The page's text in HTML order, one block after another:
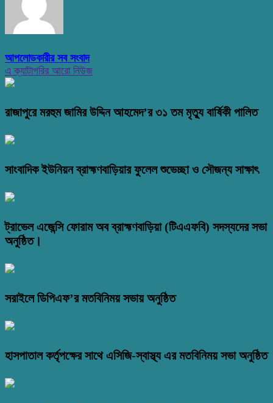
আপলোডকারীর সব সংবাদ
এ ক্যাটাগরির আরো নিউজ
রাজাপুরে মরহুম জামির উদ্দিন আহমেদ’র ৩১ তম মৃত্যু বার্ষিকী পালিত
সাংবাদিক ইউনিয়ন ব্রাহ্মণবাড়িয়ার ফুলেল শুভেচ্ছা ও সৌজন্য সাক্ষাৎ
ট্রাভেল এজেন্সি ফোরাম অব ব্রাহ্মণবাড়িয়া (টিএএফবি) সদস্যদের সভা
অনুষ্ঠিত।
সরাইলে ডিপিএফ’র মতবিনিময় সভায় অনুষ্ঠিত
হাসপাতাল কর্তৃপক্ষের সাথে এসিজি-স্বাস্থ্য এর মতবিনিময় সভা অনুষ্ঠিত